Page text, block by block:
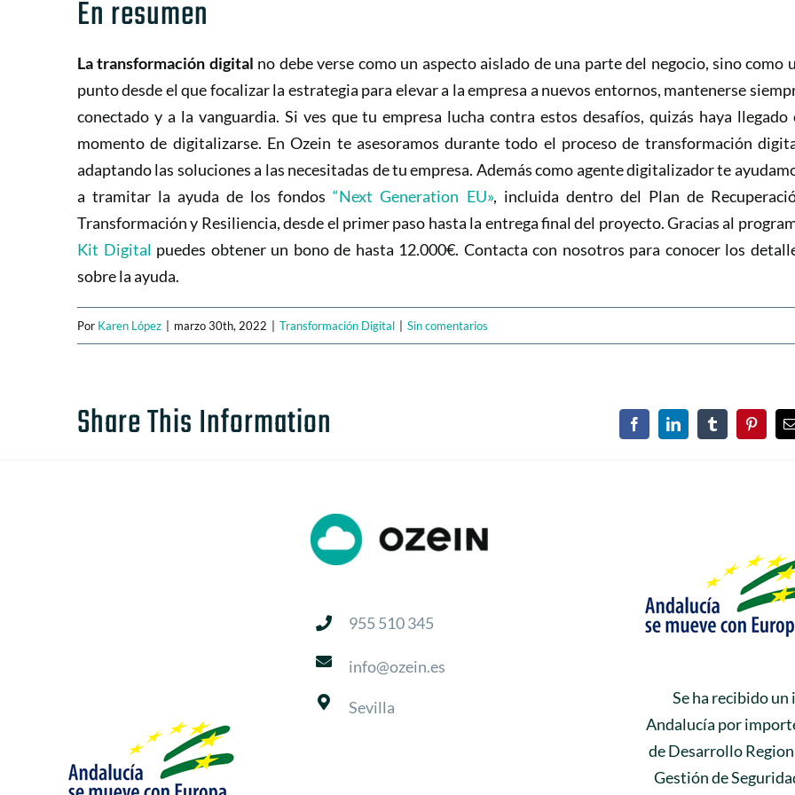
En resumen
La transformación digital no debe verse como un aspecto aislado de una parte del negocio, sino como
punto desde el que focalizar la estrategia para elevar a la empresa a nuevos entornos, mantenerse
conectado y a la vanguardia. Si ves que tu empresa lucha contra estos desafíos, quizás haya llegado
momento de digitalizarse. En Ozein te asesoramos durante todo el proceso de transformación
adaptando las soluciones a las necesitadas de tu empresa. Además como agente digitalizador te
a tramitar la ayuda de los fondos“Next Generation EU», incluida dentro del Plan de
Transformación y Resiliencia, desde el primer paso hasta la entrega final del proyecto. Gracias al
Kit Digital puedes obtener un bono de hasta 12.000€. Contacta con nosotros para conocer los
sobre la ayuda.
Por Karen López marzo 30th, 2022 Transformación Digital Sin comentarios
Share This Information FacebookLinkedInTumblr
955 510 345
info@ozein.es
Sevilla
Se ha recibido
Andalucía por
de Desarrollo
Gestión de